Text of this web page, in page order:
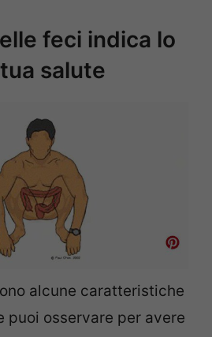
feci indica lo
salute
alcune caratteristiche
puoi osservare per avere